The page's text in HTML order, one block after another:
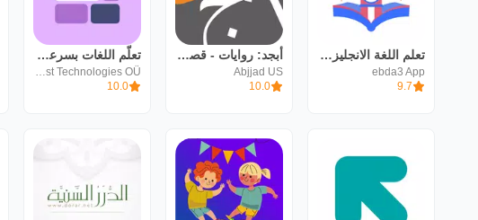
تعلم اللغة الانجليزية باتقان
ebda3 App
9.7
أبجد: روايات - قصص - كتب صوتية
Abjjad US
10.0
تعلّم اللغات بسرعة :Lingvist
Lingvist Technologies OÜ
10.0